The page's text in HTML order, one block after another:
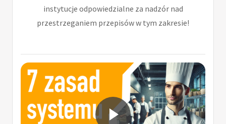
instytucje odpowiedzialne za nadzór nad
przestrzeganiem przepisów w tym zakresie!